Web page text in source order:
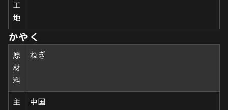
工
地
かやく
原
材
料
ねぎ
主
中国